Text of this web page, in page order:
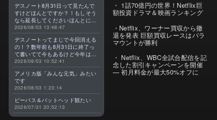
デスノート8月31日って見たんで
すけどほんとですか？！もしそう
なら延長してくださいほんとに大
好きなんです😭
2026/08/03 13:48:47
デスノートってまじで今回消える
の！？数年前も8月31日に終了っ
て書いてて今もあるけど今年はま
じのやつ！？よくわからん！！で
きればなくならないでほしい！平
成アニメを振り返らせてくれっ
っ！！！！！！！
2026/08/03 10:52:41
アメリカ版「みんな元気」みたい
です
2026/08/03 1:23:14
ビーバス＆バットヘッド観たい
2026/07/31 20:52:13
1話70億円の世界！Netflix巨
額投資ドラマ＆映画ランキング
Netflix、ワーナー買収から撤
退を発表 巨額買収レースはパラ
マウントが勝利
Netflix、WBC全試合配信を記
念した割引キャンペーンを開催
— 初月料金が最大50%オフに